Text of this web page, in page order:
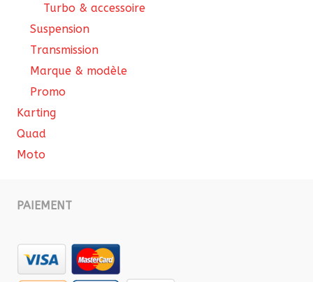
Turbo & accessoire
Suspension
Transmission
Marque & modèle
Promo
Karting
Quad
Moto
PAIEMENT